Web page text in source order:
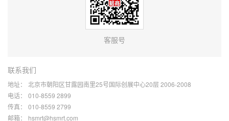
客服号
联系我们
地址：
北京市朝阳区甘露园南里25号国际创展中心20层 2006-2008
电话：
010-8559 2899
传真：
010-8559 2799
邮箱：
hsmrt@hsmrt.com